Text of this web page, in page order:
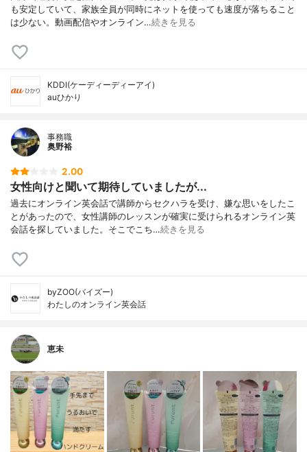
も安定していて、家族全員が同時にネットを使っても速度が落ちること
は少ない。動画配信やオンライン…続きを見る
KDDI(ケーディーディーアイ)
auひかり
事務職
奥野裕
2.00
女性向けと聞いて期待していましたが...
過去にオンライン英会話で講師からセクハラを受け、嫌な思いをしたこ
とがあったので、女性講師のレッスンが確実に受けられるオンライン英
会話を探していました。そこでこち…続きを見る
byZOO(バイズー)
わたしのオンライン英会話
恵未